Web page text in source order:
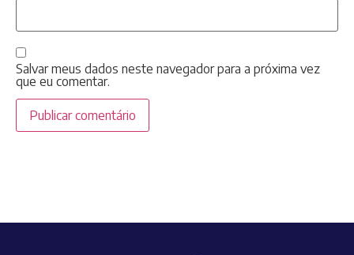
Salvar meus dados neste navegador para a próxima vez
que eu comentar.